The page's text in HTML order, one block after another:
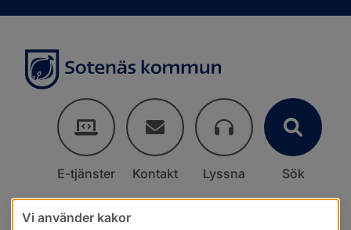
E-tjänster Kontakt Lyssna Sök
Vi använder kakor